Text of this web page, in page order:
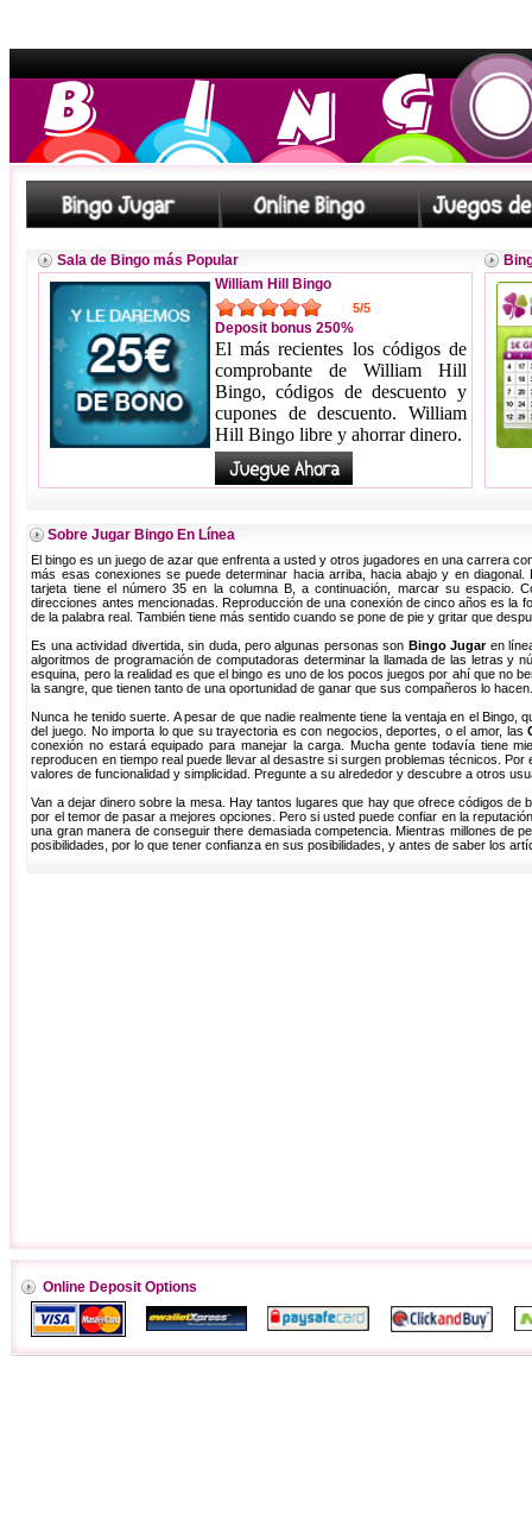
Sala de Bingo más Popular
William Hill Bingo
5/5
Deposit bonus 250%
El más recientes los códigos de
comprobante de William Hill
Bingo, códigos de descuento y
cupones de descuento. William
Hill Bingo libre y ahorrar dinero.
Sobre Jugar Bingo En Línea
El bingo es un juego de azar que enfrenta a usted y otros jugadores en una carrera
más esas conexiones se puede determinar hacia arriba, hacia abajo y en
tarjeta tiene el número 35 en la columna B, a continuación, marcar su espacio.
direcciones antes mencionadas. Reproducción de una conexión de cinco años es la
de la palabra real. También tiene más sentido cuando se pone de pie y gritar que
Es una actividad divertida, sin duda, pero algunas personas son Bingo Jugaren
algoritmos de programación de computadoras determinar la llamada de las letras y
esquina, pero la realidad es que el bingo es uno de los pocos juegos por ahí que no
la sangre, que tienen tanto de una oportunidad de ganar que sus compañeros lo
Nunca he tenido suerte. A pesar de que nadie realmente tiene la ventaja en el
del juego. No importa lo que su trayectoria es con negocios, deportes, o el amor, las
conexión no estará equipado para manejar la carga. Mucha gente todavía tiene
reproducen en tiempo real puede llevar al desastre si surgen problemas técnicos.
valores de funcionalidad y simplicidad. Pregunte a su alrededor y descubre a otros
Van a dejar dinero sobre la mesa. Hay tantos lugares que hay que ofrece códigos
por el temor de pasar a mejores opciones. Pero si usted puede confiar en la
una gran manera de conseguir there demasiada competencia. Mientras millones de
posibilidades, por lo que tener confianza en sus posibilidades, y antes de saber los
Online Deposit Options